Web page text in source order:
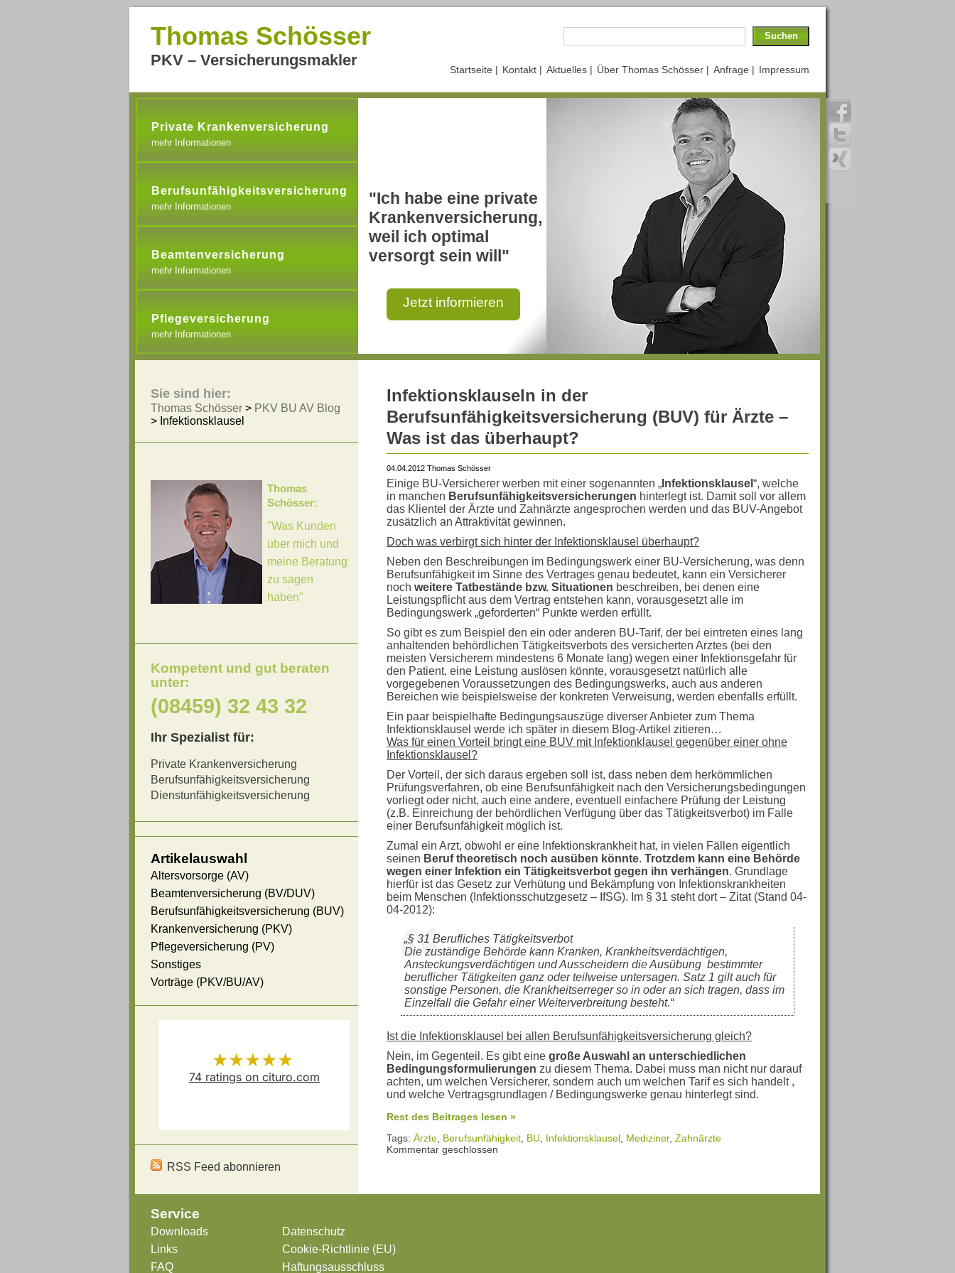
Thomas Schösser
PKV – Versicherungsmakler
Impressum
Anfrage |
Über Thomas Schösser |
Aktuelles |
Kontakt |
Startseite |
Private Krankenversicherung
mehr Informationen
Berufsunfähigkeitsversicherung
mehr Informationen
Beamtenversicherung
mehr Informationen
Pflegeversicherung
mehr Informationen
"Ich habe eine private
Krankenversicherung,
weil ich optimal
versorgt sein will"
Jetzt informieren
Infektionsklauseln in der
Berufsunfähigkeitsversicherung (BUV) für Ärzte –
Was ist das überhaupt?
04.04.2012 Thomas Schösser
Einige BU-Versicherer werben mit einer sogenannten „ Infektionsklausel “, welche
in manchen Berufsunfähigkeitsversicherungen hinterlegt ist. Damit soll vor allem
das Klientel der Ärzte und Zahnärzte angesprochen werden und das BUV-Angebot
zusätzlich an Attraktivität gewinnen.
Doch was verbirgt sich hinter der Infektionsklausel überhaupt?
Neben den Beschreibungen im Bedingungswerk einer BU-Versicherung, was denn
Berufsunfähigkeit im Sinne des Vertrages genau bedeutet, kann ein Versicherer
noch weitere Tatbestände bzw. Situationen beschreiben, bei denen eine
Leistungspflicht aus dem Vertrag entstehen kann, vorausgesetzt alle im
Bedingungswerk „geforderten“ Punkte werden erfüllt.
So gibt es zum Beispiel den ein oder anderen BU-Tarif, der bei eintreten eines lang
anhaltenden behördlichen Tätigkeitsverbots des versicherten Arztes (bei den
meisten Versicherern mindestens 6 Monate lang) wegen einer Infektionsgefahr für
den Patient, eine Leistung auslösen könnte, vorausgesetzt natürlich alle
vorgegebenen Voraussetzungen des Bedingungswerks, auch aus anderen
Bereichen wie beispielsweise der konkreten Verweisung, werden ebenfalls erfüllt.
Ein paar beispielhafte Bedingungsauszüge diverser Anbieter zum Thema
Infektionsklausel werde ich später in diesem Blog-Artikel zitieren…
Was für einen Vorteil bringt eine BUV mit Infektionklausel gegenüber einer ohne
Infektionsklausel?
Der Vorteil, der sich daraus ergeben soll ist, dass neben dem herkömmlichen
Prüfungsverfahren, ob eine Berufsunfähigkeit nach den Versicherungsbedingungen
vorliegt oder nicht, auch eine andere, eventuell einfachere Prüfung der Leistung
(z.B. Einreichung der behördlichen Verfügung über das Tätigkeitsverbot) im Falle
einer Berufsunfähigkeit möglich ist.
Zumal ein Arzt, obwohl er eine Infektionskrankheit hat, in vielen Fällen eigentlich
seinen Beruf theoretisch noch ausüben könnte. Trotzdem kann eine Behörde
wegen einer Infektion ein Tätigkeitsverbot gegen ihn verhängen. Grundlage
hierfür ist das Gesetz zur Verhütung und Bekämpfung von Infektionskrankheiten
beim Menschen (Infektionsschutzgesetz – IfSG). Im § 31 steht dort – Zitat (Stand 04-
04-2012):
„§ 31 Berufliches Tätigkeitsverbot
Die zuständige Behörde kann Kranken, Krankheitsverdächtigen,
Ansteckungsverdächtigen und Ausscheidern die Ausübung bestimmter
beruflicher Tätigkeiten ganz oder teilweise untersagen. Satz 1 gilt auch für
sonstige Personen, die Krankheitserreger so in oder an sich tragen, dass im
Einzelfall die Gefahr einer Weiterverbreitung besteht.“
Ist die Infektionsklausel bei allen Berufsunfähigkeitsversicherung gleich?
Nein, im Gegenteil. Es gibt eine große Auswahl an unterschiedlichen
Bedingungsformulierungen zu diesem Thema. Dabei muss man nicht nur darauf
achten, um welchen Versicherer, sondern auch um welchen Tarif es sich handelt ,
und welche Vertragsgrundlagen / Bedingungswerke genau hinterlegt sind.
Rest des Beitrages lesen »
Tags: Ärzte Berufsunfähigkeit BU Infektionsklausel Mediziner, Zahnärzte
Kommentar geschlossen
Sie sind hier:
Thomas Schösser > PKV BU AV Blog
> Infektionsklausel
Thomas
Schösser:
"Was Kunden
über mich und
meine Beratung
zu sagen
haben"
Kompetent und gut beraten
unter:
(08459) 32 43 32
Ihr Spezialist für:
Private Krankenversicherung
Berufsunfähigkeitsversicherung
Dienstunfähigkeitsversicherung
Artikelauswahl
Altersvorsorge (AV)
Beamtenversicherung (BV/DUV)
Berufsunfähigkeitsversicherung (BUV)
Krankenversicherung (PKV)
Pflegeversicherung (PV)
Sonstiges
Vorträge (PKV/BU/AV)
Schösserhas
★★★★★
74 ratings on cituro.com
RSS Feed abonnieren
Service
Downloads
Links
FAQ
Datenschutz
Cookie-Richtlinie (EU)
Haftungsausschluss